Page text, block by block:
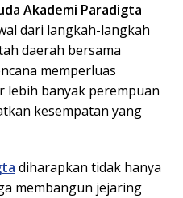
Akademi Paradigta
dari langkah-langkah
daerah bersama
memperluas
lebih banyak perempuan
kesempatan yang
diharapkan tidak hanya
membangun jejaring